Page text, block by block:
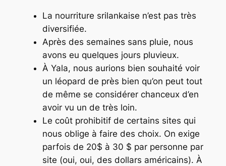
La nourriture srilankaise n’est pas très
diversifiée.
Après des semaines sans pluie, nous
avons eu quelques jours pluvieux.
À Yala, nous aurions bien souhaité voir
un léopard de près bien qu’on peut tout
de même se considérer chanceux d’en
avoir vu un de très loin.
Le coût prohibitif de certains sites qui
nous oblige à faire des choix. On exige
parfois de 20$ à 30 $ par personne par
site (oui, oui, des dollars américains). À